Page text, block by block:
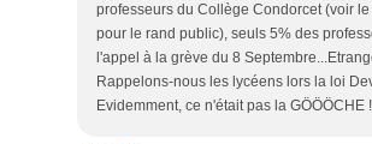
professeurs du Collège Condorcet (voir
pour le rand public), seuls 5% des
l'appel à la grève du 8
Rappelons-nous les lycéens lors la loi
Evidemment, ce n'était pas la GÖÖÖCHE !